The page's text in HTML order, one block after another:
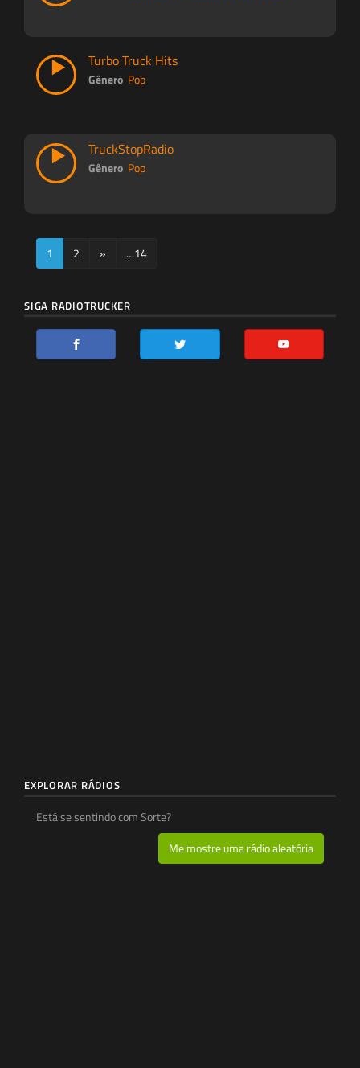
Turbo Truck Hits
Gênero Pop
TruckStopRadio
Gênero Pop
1 2 » …14
SIGA RADIOTRUCKER
EXPLORAR RÁDIOS
Está se sentindo com Sorte?
Me mostre uma rádio aleatória